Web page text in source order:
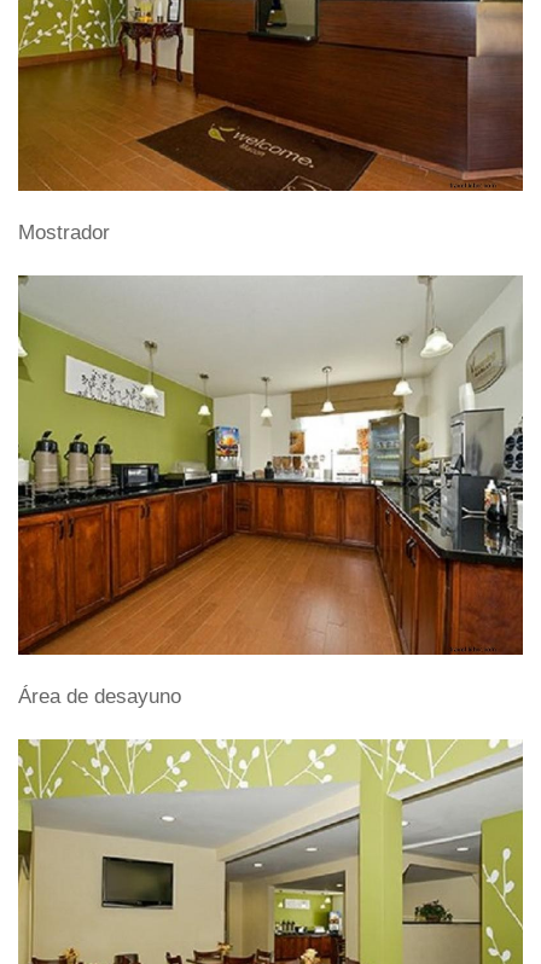
Mostrador
Área de desayuno